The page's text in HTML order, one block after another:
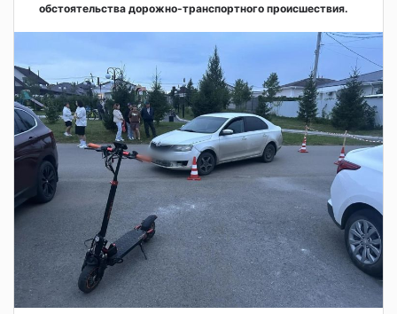
обстоятельства дорожно-транспортного происшествия.